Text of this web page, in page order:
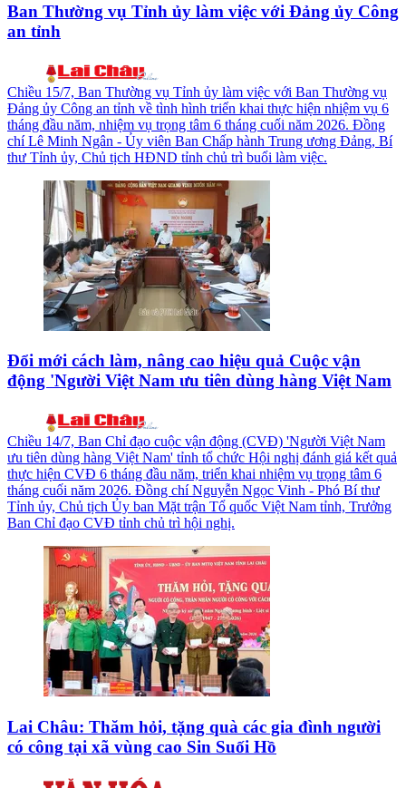
Ban Thường vụ Tỉnh ủy làm việc với Đảng ủy Công
an tỉnh
Chiều 15/7, Ban Thường vụ Tỉnh ủy làm việc với Ban Thường vụ
Đảng ủy Công an tỉnh về tình hình triển khai thực hiện nhiệm vụ 6
tháng đầu năm, nhiệm vụ trọng tâm 6 tháng cuối năm 2026. Đồng
chí Lê Minh Ngân - Ủy viên Ban Chấp hành Trung ương Đảng, Bí
thư Tỉnh ủy, Chủ tịch HĐND tỉnh chủ trì buổi làm việc.
Đổi mới cách làm, nâng cao hiệu quả Cuộc vận
động 'Người Việt Nam ưu tiên dùng hàng Việt Nam
Chiều 14/7, Ban Chỉ đạo cuộc vận động (CVĐ) 'Người Việt Nam
ưu tiên dùng hàng Việt Nam' tỉnh tổ chức Hội nghị đánh giá kết quả
thực hiện CVĐ 6 tháng đầu năm, triển khai nhiệm vụ trọng tâm 6
tháng cuối năm 2026. Đồng chí Nguyễn Ngọc Vinh - Phó Bí thư
Tỉnh ủy, Chủ tịch Ủy ban Mặt trận Tổ quốc Việt Nam tỉnh, Trưởng
Ban Chỉ đạo CVĐ tỉnh chủ trì hội nghị.
Lai Châu: Thăm hỏi, tặng quà các gia đình người
có công tại xã vùng cao Sin Suối Hồ